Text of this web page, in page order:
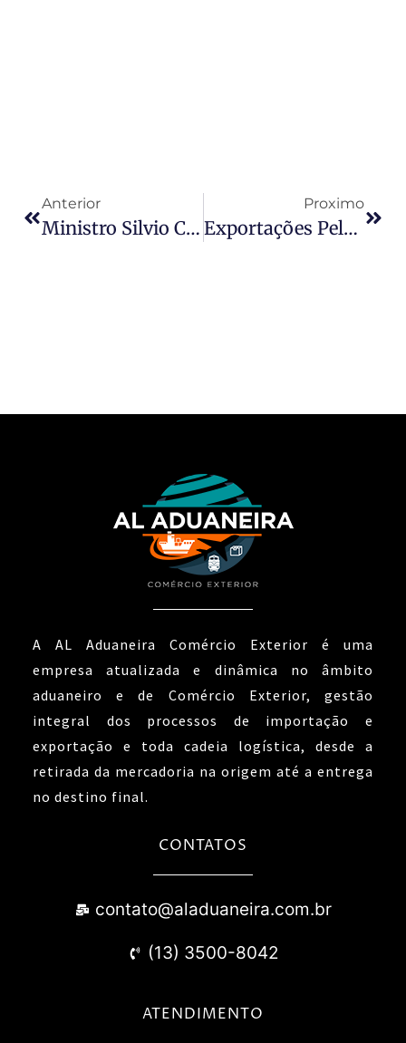
Anterior
Ministro Silvio Costa Filho: Porto De Santos Continuará Público, Mas Aberto A PPPs
Proximo
Exportações Pelo Proex Poderão Ocorrer Sem Financiamento Aprovado.
A AL Aduaneira Comércio Exterior é uma
empresa atualizada e dinâmica no âmbito
aduaneiro e de Comércio Exterior, gestão
integral dos processos de importação e
exportação e toda cadeia logística, desde a
retirada da mercadoria na origem até a entrega
no destino final.
CONTATOS
contato@aladuaneira.com.br
(13) 3500-8042
ATENDIMENTO